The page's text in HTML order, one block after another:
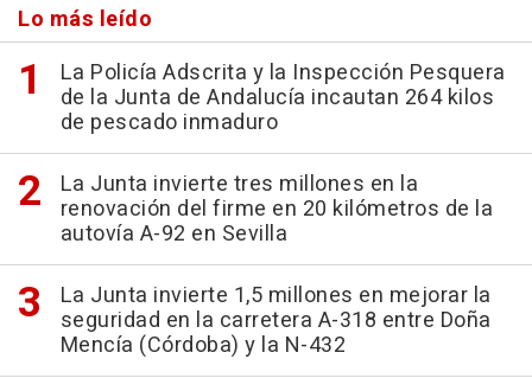
Lo más leído
La Policía Adscrita y la Inspección Pesquera
de la Junta de Andalucía incautan 264 kilos
de pescado inmaduro
La Junta invierte tres millones en la
renovación del firme en 20 kilómetros de la
autovía A-92 en Sevilla
La Junta invierte 1,5 millones en mejorar la
seguridad en la carretera A-318 entre Doña
Mencía (Córdoba) y la N-432